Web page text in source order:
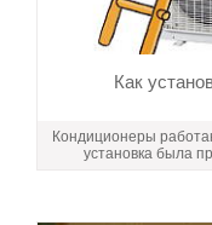
Как
Кондиционеры
установка была